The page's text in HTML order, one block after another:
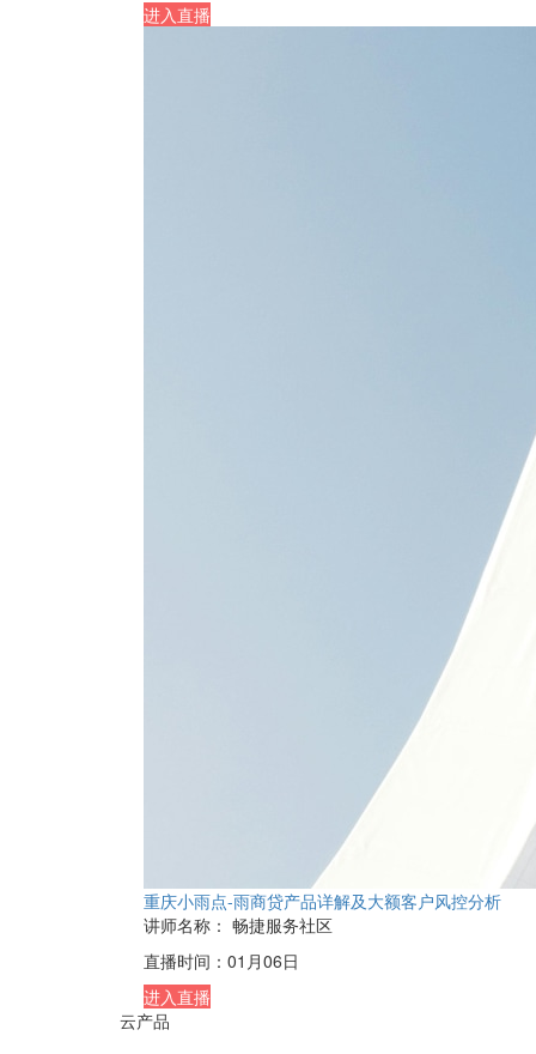
进入直播
重庆小雨点-雨商贷产品详解及大额客户风控分析
讲师名称： 畅捷服务社区
直播时间： 01月06日
进入直播
云产品